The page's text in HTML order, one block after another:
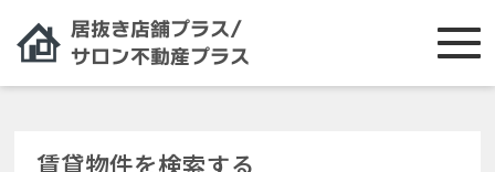
賃貸物件を検索する